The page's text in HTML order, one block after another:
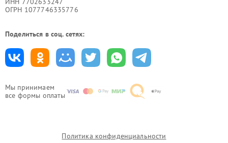
Мы принимаем
все формы оплаты
ОГРН 1077746335776
Поделиться в соц. сетях:
Политика конфиденциальности